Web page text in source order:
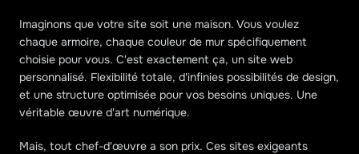
Imaginons que votre site soit une maison. Vous voulez
chaque armoire, chaque couleur de mur spécifiquement
choisie pour vous. C'est exactement ça, un site web
personnalisé. Flexibilité totale, d'infinies possibilités de design,
et une structure optimisée pour vos besoins uniques. Une
véritable œuvre d'art numérique.
Mais, tout chef-d'œuvre a son prix. Ces sites exigeants